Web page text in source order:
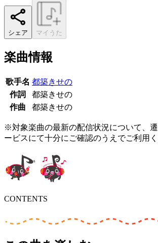
シェア マイうた
楽曲情報
歌手名 都築きせの
作詞
都築きせの
作曲
都築きせの
※対象楽曲の最新の配信状況について、
ービスにて十分にご確認のうえでご利用く
CONTENTS